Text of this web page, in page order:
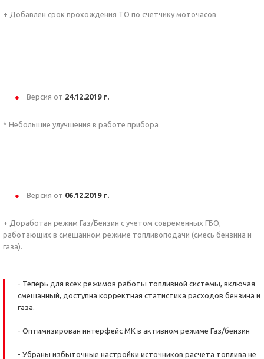
+ Добавлен срок прохождения ТО по счетчику моточасов
Версия от 24.12.2019 г.
* Небольшие улучшения в работе прибора
Версия от 06.12.2019 г.
+ Доработан режим Газ/Бензин с учетом современных ГБО,
работающих в смешанном режиме топливоподачи (смесь бензина и
газа).
- Теперь для всех режимов работы топливной системы, включая
смешанный, доступна корректная статистика расходов бензина и
газа.
- Оптимизирован интерфейс МК в активном режиме Газ/бензин
- Убраны избыточные настройки источников расчета топлива не